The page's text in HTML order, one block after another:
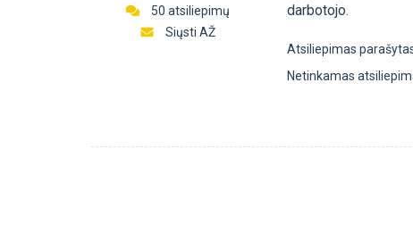
50 atsiliepimų
Siųsti AŽ
darbotojo.
Atsiliepimas
Netinkamas